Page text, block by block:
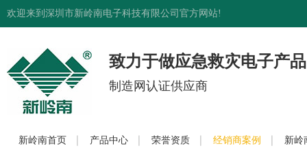
欢迎来到深圳市新岭南电子科技有限公司官方网站!
致力于做应急救灾电子产品
制造网认证供应商
新岭南首页 产品中心 荣誉资质 经销商案例 新岭